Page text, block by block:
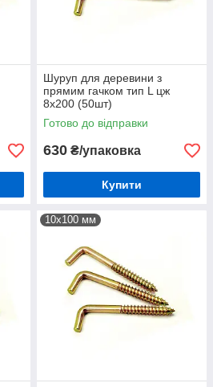
Шуруп для деревини з
прямим гачком тип L цж
8х200 (50шт)
Готово до відправки
630 ₴/упаковка
Купити
10х100 мм